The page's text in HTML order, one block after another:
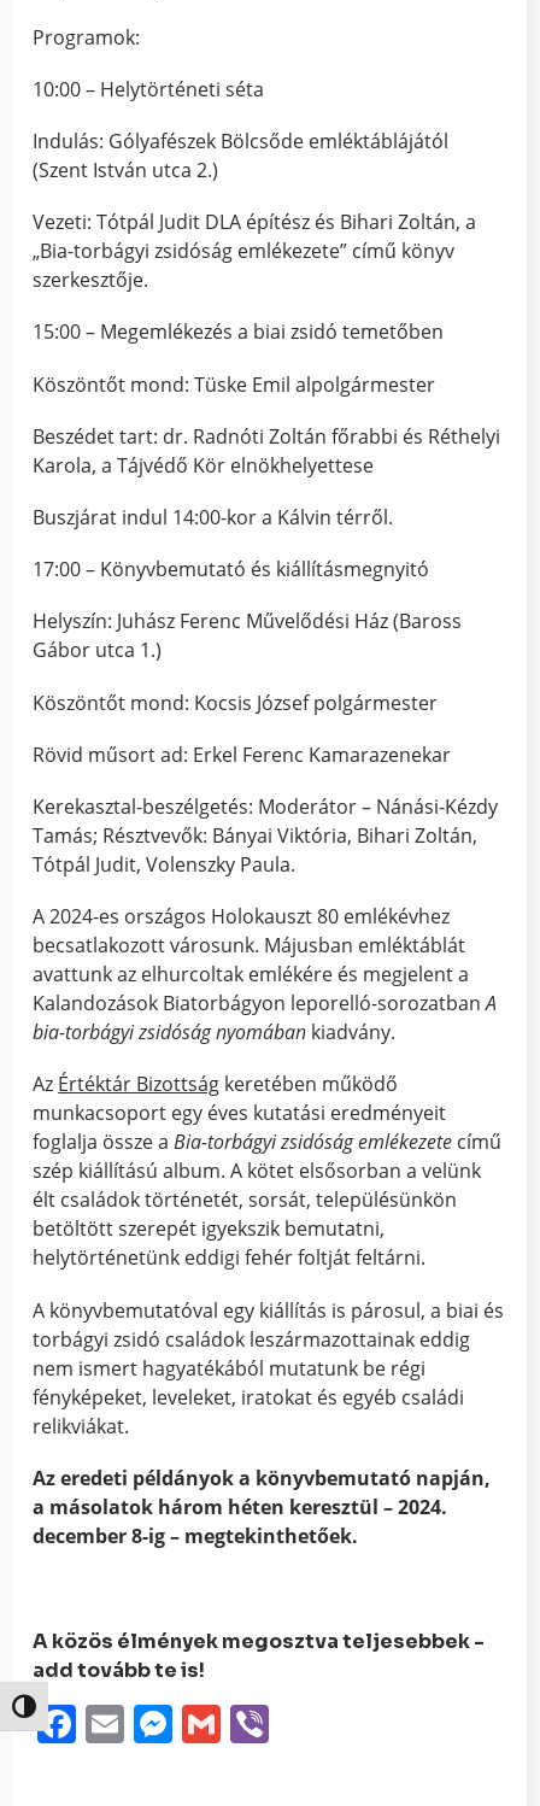
Nagy kontraszt váltása
Programok:
10:00 – Helytörténeti séta
Indulás: Gólyafészek Bölcsőde emléktáblájától
(Szent István utca 2.)
Vezeti: Tótpál Judit DLA építész és Bihari Zoltán, a
„Bia-torbágyi zsidóság emlékezete” című könyv
szerkesztője.
15:00 – Megemlékezés a biai zsidó temetőben
Köszöntőt mond: Tüske Emil alpolgármester
Beszédet tart: dr. Radnóti Zoltán főrabbi és Réthelyi
Karola, a Tájvédő Kör elnökhelyettese
Buszjárat indul 14:00-kor a Kálvin térről.
17:00 – Könyvbemutató és kiállításmegnyitó
Helyszín: Juhász Ferenc Művelődési Ház (Baross
Gábor utca 1.)
Köszöntőt mond: Kocsis József polgármester
Rövid műsort ad: Erkel Ferenc Kamarazenekar
Kerekasztal-beszélgetés: Moderátor – Nánási-Kézdy
Tamás; Résztvevők: Bányai Viktória, Bihari Zoltán,
Tótpál Judit, Volenszky Paula.
A 2024-es országos Holokauszt 80 emlékévhez
becsatlakozott városunk. Májusban emléktáblát
avattunk az elhurcoltak emlékére és megjelent a
Kalandozások Biatorbágyon leporelló-sorozatbanA
bia-torbágyi zsidóság nyomában kiadvány.
Az Értéktár Bizottság keretében működő
munkacsoport egy éves kutatási eredményeit
foglalja össze a Bia-torbágyi zsidóság emlékezete című
szép kiállítású album. A kötet elsősorban a velünk
élt családok történetét, sorsát, településünkön
betöltött szerepét igyekszik bemutatni,
helytörténetünk eddigi fehér foltját feltárni.
A könyvbemutatóval egy kiállítás is párosul, a biai és
torbágyi zsidó családok leszármazottainak eddig
nem ismert hagyatékából mutatunk be régi
fényképeket, leveleket, iratokat és egyéb családi
relikviákat.
Az eredeti példányok a könyvbemutató napján,
a másolatok három héten keresztül – 2024.
december 8-ig – megtekinthetőek.
A közös élmények megosztva teljesebbek -
add tovább te is!
Facebook
EmailMessenger
Gmail